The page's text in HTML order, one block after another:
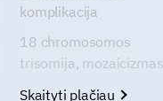
komplikacija
18 chromosomos
trisomija, mozaicizmas
Skaityti plačiau